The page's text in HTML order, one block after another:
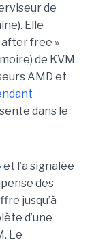
de
Elle
after free »
de KVM
AMD et
dans le
et l’a signalée
des
jusqu’à
d’une
Le